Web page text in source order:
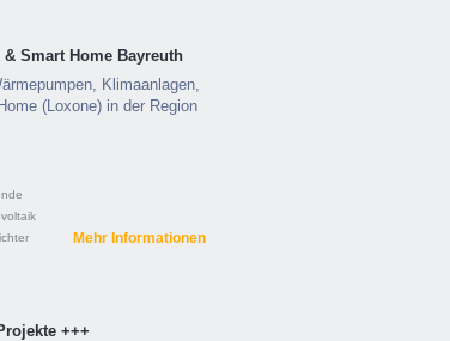
Smart Home Bayreuth
Klimaanlagen,
(Loxone) in der Region
Mehr Informationen
+++